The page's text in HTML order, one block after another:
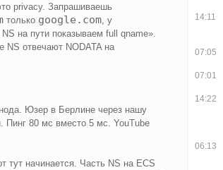
privacy. Запрашиваешь
только google.com, у
на пути показываем full qname».
NS отвечают NODATA на
Юзер в Берлине через нашу
. Пинг 80 мс вместо 5 мс. YouTube
тут начинается. Часть NS на ECS
14:11
07:05
07:01
14:22
06:13